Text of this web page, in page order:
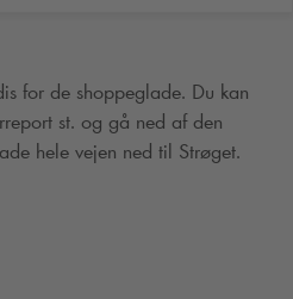
for de shoppeglade. Du kan
st. og gå ned af den
hele vejen ned til Strøget.